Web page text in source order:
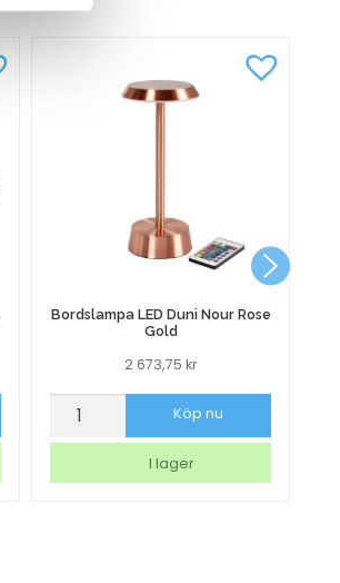
Svart
mängd
Bordslampa LED Duni Nour Rose
Gold
2 673,75 kr
Bordslampa
Nour
Köp nu
I lager